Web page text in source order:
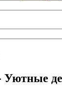
Уютные